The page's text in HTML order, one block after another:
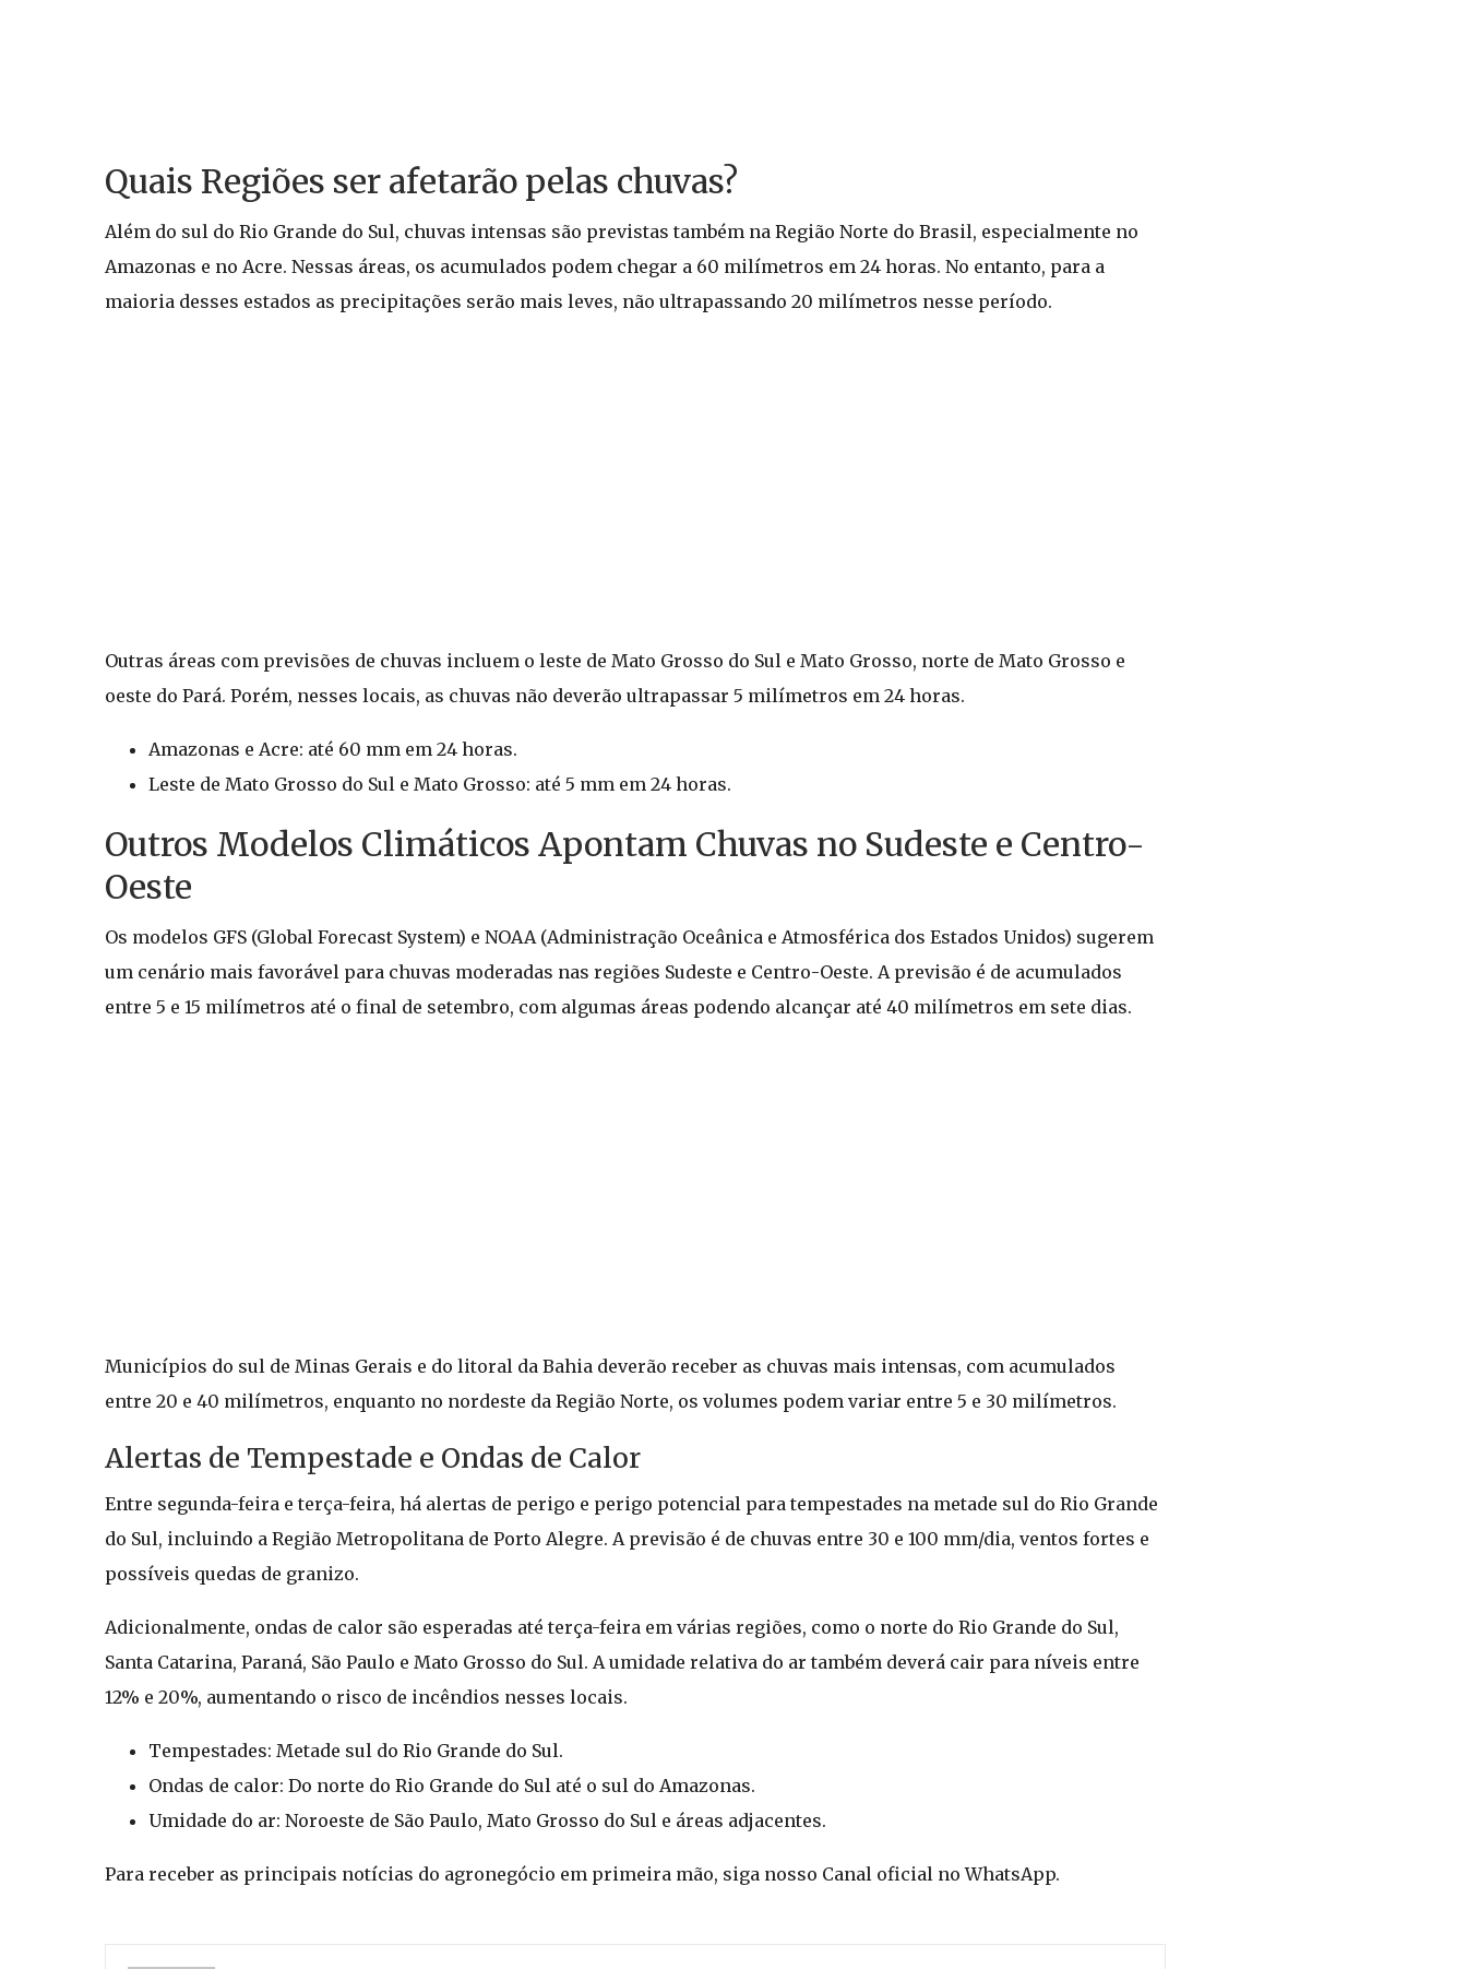
Quais Regiões ser afetarão pelas chuvas?
Além do sul do Rio Grande do Sul, chuvas intensas são previstas também na Região Norte do Brasil, especialmente no
Amazonas e no Acre. Nessas áreas, os acumulados podem chegar a 60 milímetros em 24 horas. No entanto, para a
maioria desses estados as precipitações serão mais leves, não ultrapassando 20 milímetros nesse período.
Outras áreas com previsões de chuvas incluem o leste de Mato Grosso do Sul e Mato Grosso, norte de Mato Grosso e
oeste do Pará. Porém, nesses locais, as chuvas não deverão ultrapassar 5 milímetros em 24 horas.
Amazonas e Acre: até 60 mm em 24 horas.
Leste de Mato Grosso do Sul e Mato Grosso: até 5 mm em 24 horas.
Outros Modelos Climáticos Apontam Chuvas no Sudeste e Centro-
Oeste
Os modelos GFS (Global Forecast System) e NOAA (Administração Oceânica e Atmosférica dos Estados Unidos) sugerem
um cenário mais favorável para chuvas moderadas nas regiões Sudeste e Centro-Oeste. A previsão é de acumulados
entre 5 e 15 milímetros até o final de setembro, com algumas áreas podendo alcançar até 40 milímetros em sete dias.
Municípios do sul de Minas Gerais e do litoral da Bahia deverão receber as chuvas mais intensas, com acumulados
entre 20 e 40 milímetros, enquanto no nordeste da Região Norte, os volumes podem variar entre 5 e 30 milímetros.
Alertas de Tempestade e Ondas de Calor
Entre segunda-feira e terça-feira, há alertas de perigo e perigo potencial para tempestades na metade sul do Rio Grande
do Sul, incluindo a Região Metropolitana de Porto Alegre. A previsão é de chuvas entre 30 e 100 mm/dia, ventos fortes e
possíveis quedas de granizo.
Adicionalmente, ondas de calor são esperadas até terça-feira em várias regiões, como o norte do Rio Grande do Sul,
Santa Catarina, Paraná, São Paulo e Mato Grosso do Sul. A umidade relativa do ar também deverá cair para níveis entre
12% e 20%, aumentando o risco de incêndios nesses locais.
Tempestades: Metade sul do Rio Grande do Sul.
Ondas de calor: Do norte do Rio Grande do Sul até o sul do Amazonas.
Umidade do ar: Noroeste de São Paulo, Mato Grosso do Sul e áreas adjacentes.
Para receber as principais notícias do agronegócio em primeira mão, siga nosso Canal oficial no WhatsApp.